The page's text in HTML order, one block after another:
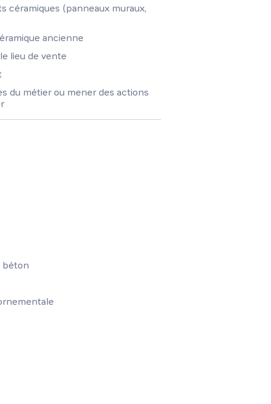
céramiques (panneaux muraux,
ancienne
lieu de vente
du métier ou mener des actions
béton